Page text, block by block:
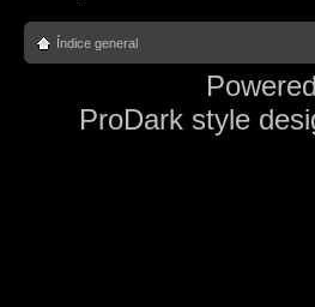
Índice general
ProDark style